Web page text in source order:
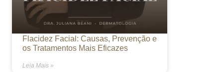
Flacidez Facial: Causas, Prevenção e
os Tratamentos Mais Eficazes
Leia Mais »